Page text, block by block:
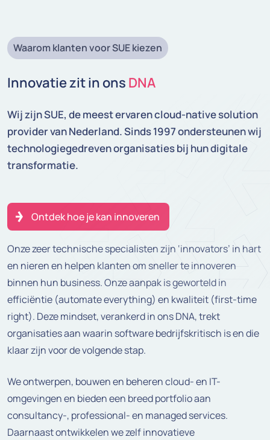
Waarom klanten voor SUE kiezen
Innovatie zit in ons DNA
Wij zijn SUE, de meest ervaren cloud-native solution
provider van Nederland. Sinds 1997 ondersteunen wij
technologiegedreven organisaties bij hun digitale
transformatie.
Ontdek hoe je kan innoveren
Onze zeer technische specialisten zijn ‘innovators’ in hart
en nieren en helpen klanten om sneller te innoveren
binnen hun business. Onze aanpak is geworteld in
efficiëntie (automate everything) en kwaliteit (first-time
right). Deze mindset, verankerd in ons DNA, trekt
organisaties aan waarin software bedrijfskritisch is en die
klaar zijn voor de volgende stap.
We ontwerpen, bouwen en beheren cloud- en IT-
omgevingen en bieden een breed portfolio aan
consultancy-, professional- en managed services.
Daarnaast ontwikkelen we zelf innovatieve